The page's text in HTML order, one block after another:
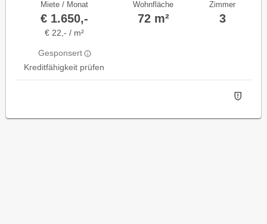
Miete / Monat
€ 1.650,-
€ 22,- / m²
Gesponsert
Kreditfähigkeit prüfen
Wohnfläche
72 m²
Zimmer
3